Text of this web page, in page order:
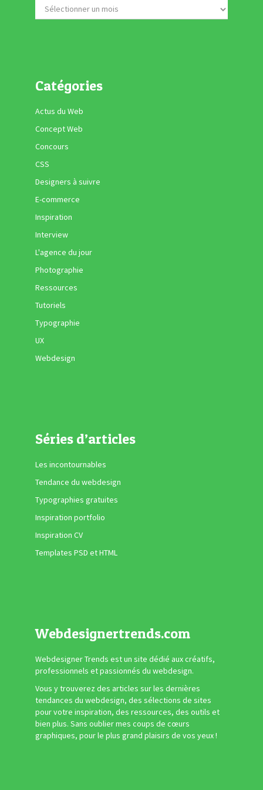
Catégories
Actus du Web
Concept Web
Concours
CSS
Designers à suivre
E-commerce
Inspiration
Interview
L'agence du jour
Photographie
Ressources
Tutoriels
Typographie
UX
Webdesign
Séries d’articles
Les incontournables
Tendance du webdesign
Typographies gratuites
Inspiration portfolio
Inspiration CV
Templates PSD et HTML
Webdesignertrends.com
Webdesigner Trends est un site dédié aux créatifs,
professionnels et passionnés du webdesign.
Vous y trouverez des articles sur les dernières
tendances du webdesign, des sélections de sites
pour votre inspiration, des ressources, des outils et
bien plus. Sans oublier mes coups de cœurs
graphiques, pour le plus grand plaisirs de vos yeux !